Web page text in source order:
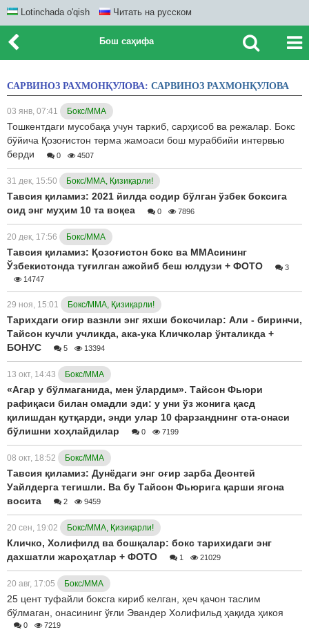
Lotinchada o'qish Читать на русском
Бош саҳифа
САРВИНОЗ РАХМОНҚУЛОВА: САРВИНОЗ РАХМОНҚУЛОВА
03 янв, 07:41 Бокс/ММА
Тошкентдаги мусобақа учун таркиб, сарҳисоб ва режалар. Бокс
бўйича Қозоғистон терма жамоаси бош мураббийи интервью
берди
0 4507
31 дек, 15:50 Бокс/ММА, Қизиқарли!
Тавсия қиламиз: 2021 йилда содир бўлган ўзбек боксига
оид энг муҳим 10 та воқеа
0 7896
20 дек, 17:56 Бокс/ММА
Тавсия қиламиз: Қозоғистон бокс ва ММАсининг
Ўзбекистонда туғилган ажойиб беш юлдузи + ФОТО
3
14747
29 ноя, 15:01 Бокс/ММА, Қизиқарли!
Тарихдаги оғир вазнли энг яхши боксчилар: Али - биринчи,
Тайсон кучли учликда, ака-ука Кличколар ўнталикда +
БОНУС
5 13394
13 окт, 14:43 Бокс/ММА
«Агар у бўлмаганида, мен ўлардим». Тайсон Фьюри
рафиқаси билан омадли эди: у уни ўз жонига қасд
қилишдан қутқарди, энди улар 10 фарзанднинг ота-онаси
бўлишни хоҳлайдилар
0 7199
08 окт, 18:52 Бокс/ММА
Тавсия қиламиз: Дунёдаги энг оғир зарба Деонтей
Уайлдерга тегишли. Ва бу Тайсон Фьюрига қарши ягона
восита
2 9459
20 сен, 19:02 Бокс/ММА, Қизиқарли!
Кличко, Холифилд ва бошқалар: бокс тарихидаги энг
дахшатли жароҳатлар + ФОТО
1 21029
20 авг, 17:05 Бокс/ММА
25 цент туфайли боксга кириб келган, ҳеч қачон таслим
бўлмаган, онасининг ўғли Эвандер Холифильд ҳақида ҳикоя
0 7219